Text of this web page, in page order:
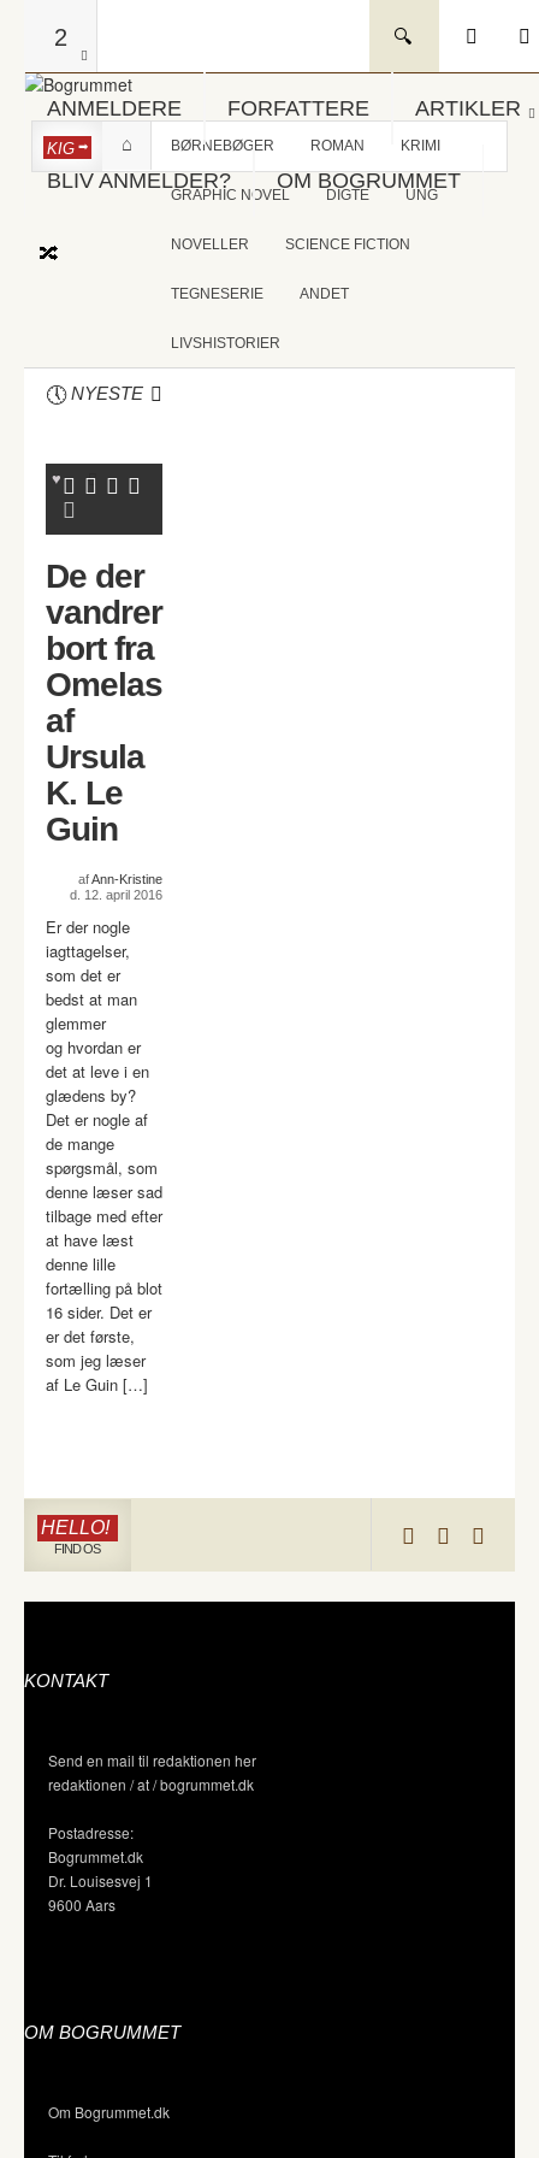
2
ANMELDERE FORFATTERE ARTIKLER
BLIV ANMELDER? OM BOGRUMMET
KIG BØRNEBØGER ROMAN KRIMI
GRAPHIC NOVEL DIGTE UNG
NOVELLER SCIENCE FICTION
TEGNESERIE ANDET
LIVSHISTORIER
NYESTE
De der
vandrer
bort fra
Omelas
af
Ursula
K. Le
Guin
afAnn-Kristine
d. 12. april 2016
Er der nogle
iagttagelser,
som det er
bedst at man
glemmer
og hvordan er
det at leve i en
glædens by?
Det er nogle af
de mange
spørgsmål, som
denne læser sad
tilbage med efter
at have læst
denne lille
fortælling på blot
16 sider. Det er
er det første,
som jeg læser
af Le Guin […]
HELLO!
FIND OS
KONTAKT
Send en mail til redaktionen her
redaktionen / at / bogrummet.dk
Postadresse:
Bogrummet.dk
Dr. Louisesvej 1
9600 Aars
OM BOGRUMMET
Om Bogrummet.dk